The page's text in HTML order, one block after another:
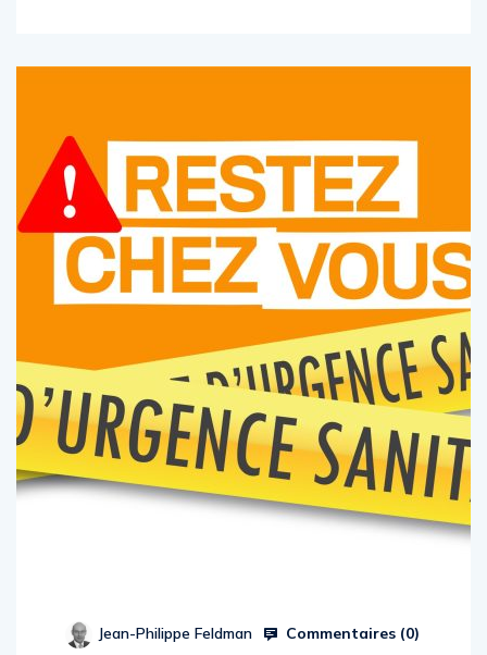
Jean-Philippe Feldman Commentaires (0)